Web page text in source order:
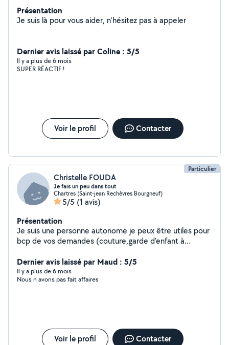
Présentation
Je suis là pour vous aider, n'hésitez pas à appeler
Dernier avis laissé par Coline : 5/5
Il y a plus de 6 mois
SUPER RÉACTIF !
Voir le profil Contacter
Particulier
Christelle FOUDA
Je fais un peu dans tout
Chartres (Saint-jean Rechèvres Bourgneuf)
5/5 (1 avis)
Présentation
Je suis une personne autonome je peux être utiles pour
bcp de vos demandes (couture,garde d'enfant à
et je peux garder les touts petits à mon domicile merci
Dernier avis laissé par Maud : 5/5
Il y a plus de 6 mois
Nous n avons pas fait affaires
Voir le profil Contacter